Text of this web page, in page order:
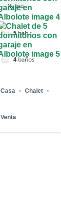
Nuevo
5hab
4 baños
Casa Chalet
Venta